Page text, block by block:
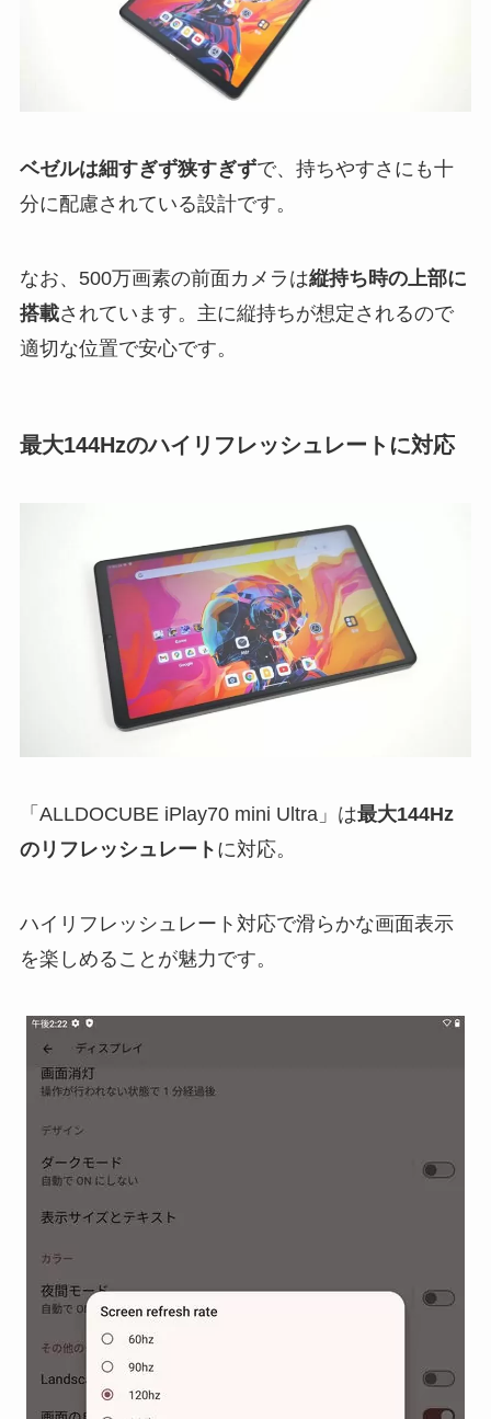
ベゼルは細すぎず狭すぎずで、持ちやすさにも十
分に配慮されている設計です。
なお、500万画素の前面カメラは縦持ち時の上部に
搭載されています。主に縦持ちが想定されるので
適切な位置で安心です。
最大144Hzのハイリフレッシュレートに対応
「ALLDOCUBE iPlay70 mini Ultra」は最大144Hz
のリフレッシュレート に対応。
ハイリフレッシュレート対応で滑らかな画面表示
を楽しめることが魅力です。